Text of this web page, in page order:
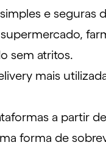
e seguras
sem atritos.
mais
a partir
forma de